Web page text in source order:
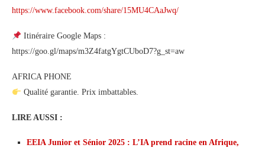
https://www.facebook.com/share/15MU4CAaJwq/
Itinéraire Google Maps :
https://goo.gl/maps/m3Z4fatgYgtCUboD7?g_st=aw
AFRICA PHONE
Qualité garantie. Prix imbattables.
LIRE AUSSI :
EEIA Junior et Sénior 2025 : L’IA prend racine en Afrique,